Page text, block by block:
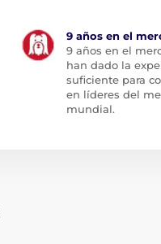
9 años en el
9 años en el
han dado la
suficiente para
en líderes del
mundial.